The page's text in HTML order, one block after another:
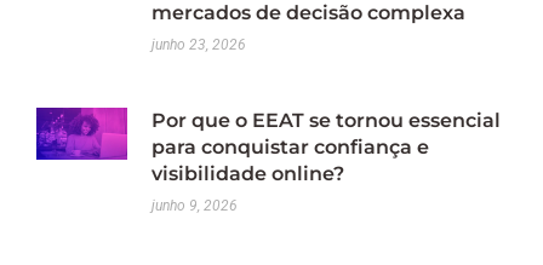
mercados de decisão complexa
junho 23, 2026
Por que o EEAT se tornou essencial
para conquistar confiança e
visibilidade online?
junho 9, 2026